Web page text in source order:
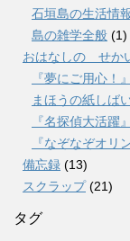
石垣島の生活情
島の雑学全般 (1)
おはなしの せか
『夢にご用心！』
まほうの紙しば
『名探偵大活躍』
『なぞなぞオリ
備忘録 (13)
スクラップ(21)
タグ